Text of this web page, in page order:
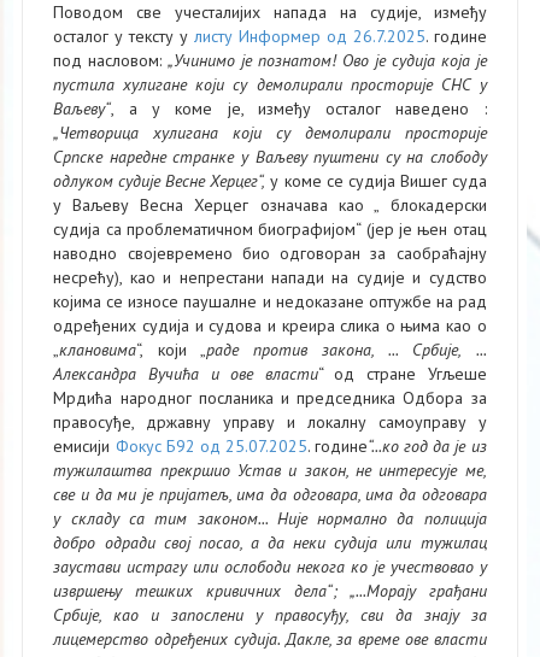
Поводом све учесталијих напада на судије, између
осталог у тексту у листу Информер од 26.7.2025. године
под насловом:„Учинимо је познатом! Ово је судија која је
пустила хулигане који су демолирали просторије СНС у
Ваљеву“, а у коме је, између осталог наведено :
„Четворица хулигана који су демолирали просторије
Српске наредне странке у Ваљеву пуштени су на слободу
одлуком судије Весне Херцег“, у коме се судија Вишег суда
у Ваљеву Весна Херцег означава као „ блокадерски
судија са проблематичном биографијом“ (јер је њен отац
наводно својевремено био одговоран за саобраћајну
несрећу), као и непрестани напади на судије и судство
којима се износе паушалне и недоказане оптужбе на рад
одређених судија и судова и креира слика о њима као о
„клановима“, који „раде против закона, ... Србије, ...
Александра Вучића и ове власти“ од стране Угљеше
Мрдића народног посланика и председника Одбора за
правосуђе, државну управу и локалну самоуправу у
емисији Фокус Б92 од 25.07.2025. године“...ко год да је из
тужилаштва прекршио Устав и закон, не интересује ме,
све и да ми је пријатељ, има да одговара, има да одговара
у складу са тим законом... Није нормално да полиција
добро одради свој посао, а да неки судија или тужилац
заустави истрагу или ослободи некога ко је учествовао у
извршењу тешких кривичних дела“; „...Морају грађани
Србије, као и запослени у правосуђу, сви да знају за
лицемерство одређених судија. Дакле, за време ове власти